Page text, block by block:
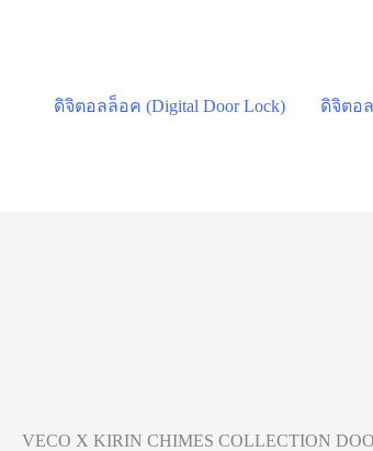
ดิจิตอลล็อค (Digital Door Lock)
ดิจิตอ
VECO X KIRIN CHIMES COLLECTION